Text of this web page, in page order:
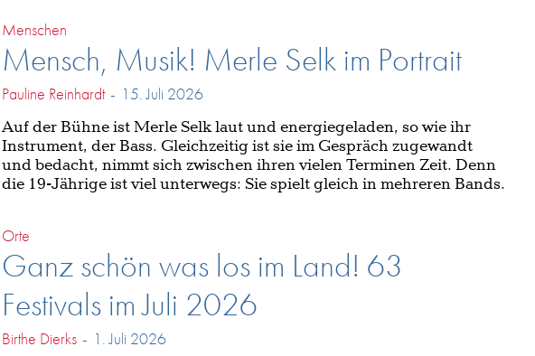
Menschen
Mensch, Musik! Merle Selk im Portrait
Pauline Reinhardt - 15. Juli 2026
Auf der Bühne ist Merle Selk laut und energiegeladen, so wie ihr
Instrument, der Bass. Gleichzeitig ist sie im Gespräch zugewandt
und bedacht, nimmt sich zwischen ihren vielen Terminen Zeit. Denn
die 19-Jährige ist viel unterwegs: Sie spielt gleich in mehreren Bands.
Orte
Ganz schön was los im Land! 63
Festivals im Juli 2026
Birthe Dierks - 1. Juli 2026